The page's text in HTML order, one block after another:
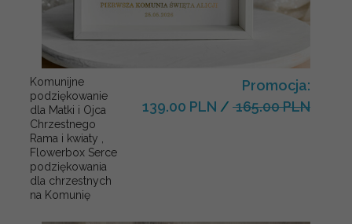
Komunijne
podziękowanie
dla Matki i Ojca
Chrzestnego
Rama i kwiaty ,
Flowerbox Serce
podziękowania
dla chrzestnych
na Komunię
Promocja:
139.00 PLN / 165.00 PLN